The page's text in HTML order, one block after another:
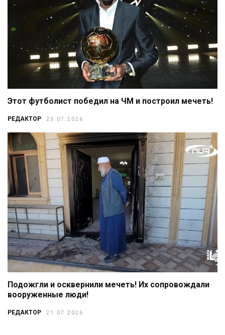
Этот футболист победил на ЧМ и построил мечеть!
РЕДАКТОР 23.07.2026
Подожгли и осквернили мечеть! Их сопровождали
вооруженные люди!
РЕДАКТОР 21.07.2026